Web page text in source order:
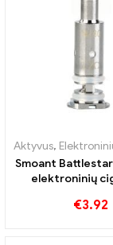
Aktyvus, Elektroninių
Smoant
elektroninių
Custom
€3.92